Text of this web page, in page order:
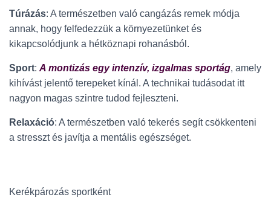
Túrázás: A természetben való cangázás remek módja
annak, hogy felfedezzük a környezetünket és
kikapcsolódjunk a hétköznapi rohanásból.
Sport: A montizás egy intenzív, izgalmas sportág, amely
kihívást jelentő terepeket kínál. A technikai tudásodat itt
nagyon magas szintre tudod fejleszteni.
Relaxáció: A természetben való tekerés segít csökkenteni
a stresszt és javítja a mentális egészséget.
Kerékpározás sportként